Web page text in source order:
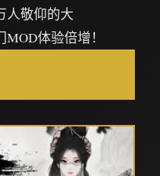
人敬仰的大
体验倍增！